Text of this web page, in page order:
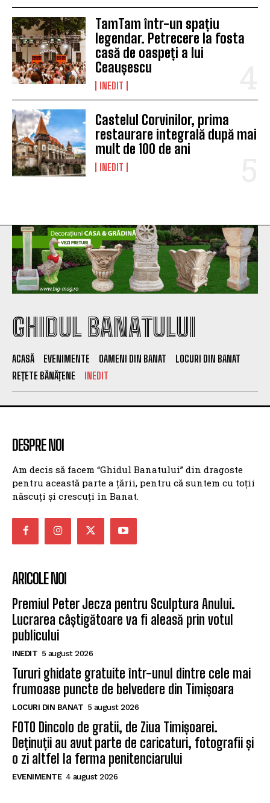
TamTam într-un spațiu
legendar. Petrecere la fosta
casă de oaspeți a lui
Ceaușescu
INEDIT
Castelul Corvinilor, prima
restaurare integrală după mai
mult de 100 de ani
INEDIT
GHIDUL BANATULUI
ACASĂ EVENIMENTE OAMENI DIN BANAT
LOCURI DIN BANAT
REȚETE BĂNĂȚENE
INEDIT
DESPRE NOI
Am decis să facem “Ghidul Banatului” din dragoste
pentru această parte a țării, pentru că suntem cu toții
născuți și crescuți în Banat.
ARICOLE NOI
Premiul Peter Jecza pentru Sculptura Anului.
Lucrarea câștigătoare va fi aleasă prin votul
publicului
INEDIT 5 august 2026
Tururi ghidate gratuite într-unul dintre cele mai
frumoase puncte de belvedere din Timișoara
LOCURI DIN BANAT 5 august 2026
FOTO Dincolo de gratii, de Ziua Timișoarei.
Deținuții au avut parte de caricaturi, fotografii și
o zi altfel la ferma penitenciarului
EVENIMENTE 4 august 2026